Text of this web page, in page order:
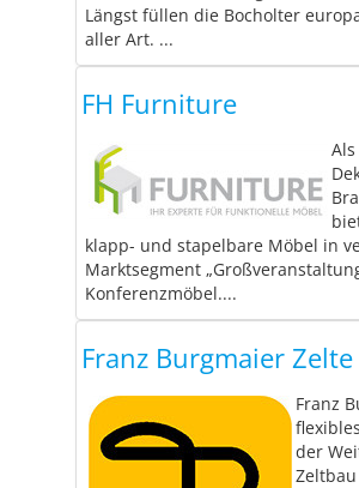
Längst füllen die Bocholter
aller Art. ...
FH Furniture
klapp- und stapelbare Möbel in
Marktsegment
Konferenzmöbel....
Franz Burgmaier Zelte
Franz
der